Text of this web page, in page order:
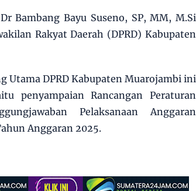
Bambang Bayu Suseno, SP, MM, M.Si
Rakyat Daerah (DPRD) Kabupaten
Utama DPRD Kabupaten Muarojambi ini
penyampaian Rancangan Peraturan
Pelaksanaan Anggaran
Anggaran 2025.